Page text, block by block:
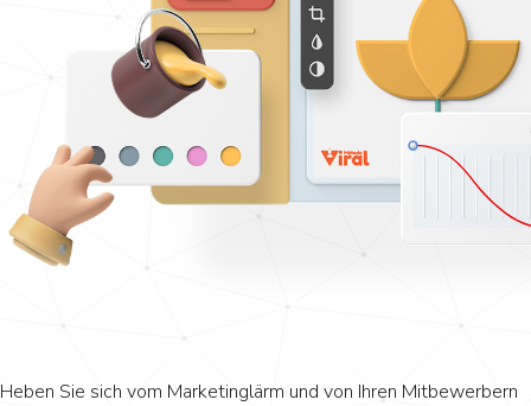
Heben Sie sich vom Marketinglärm und von Ihren Mitbewerbern